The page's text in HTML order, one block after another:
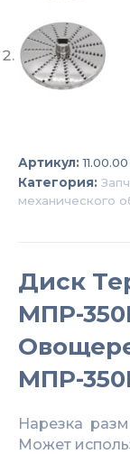
Артикул:11.00.00
Категория:
механического
Диск
МПР-
МПР-
Нарезка
Может